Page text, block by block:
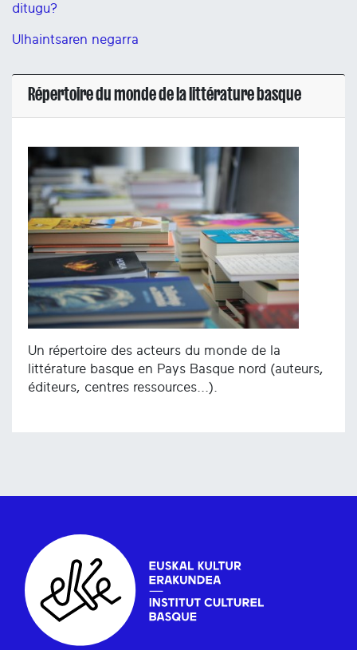
ditugu?
Ulhaintsaren negarra
Répertoire du monde de la littérature basque
Un répertoire des acteurs du monde de la
littérature basque en Pays Basque nord (auteurs,
éditeurs, centres ressources...).